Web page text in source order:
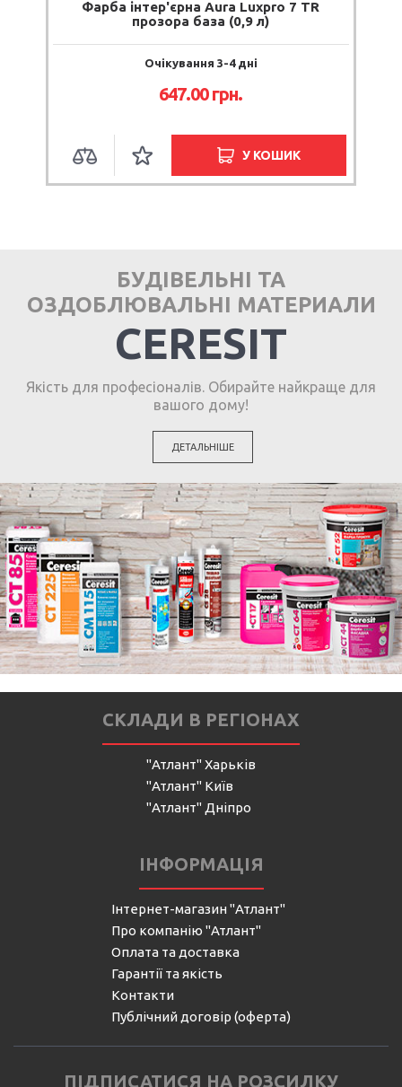
Фарба інтер'єрна Aura Luxpro 7 TR
прозора база (0,9 л)
Очікування 3-4 дні
647.00 грн.
У КОШИК
БУДІВЕЛЬНІ ТА
ОЗДОБЛЮВАЛЬНІ МАТЕРИАЛИ
CERESIT
Якість для професіоналів. Обирайте найкраще для
вашого дому!
ДЕТАЛЬНІШЕ
СКЛАДИ В РЕГІОНАХ
"Атлант" Харьків
"Атлант" Київ
"Атлант" Дніпро
ІНФОРМАЦІЯ
Інтернет-магазин "Атлант"
Про компанію "Атлант"
Оплата та доставка
Гарантії та якість
Контакти
Публічний договір (оферта)
ПІДПИСАТИСЯ НА РОЗСИЛКУ